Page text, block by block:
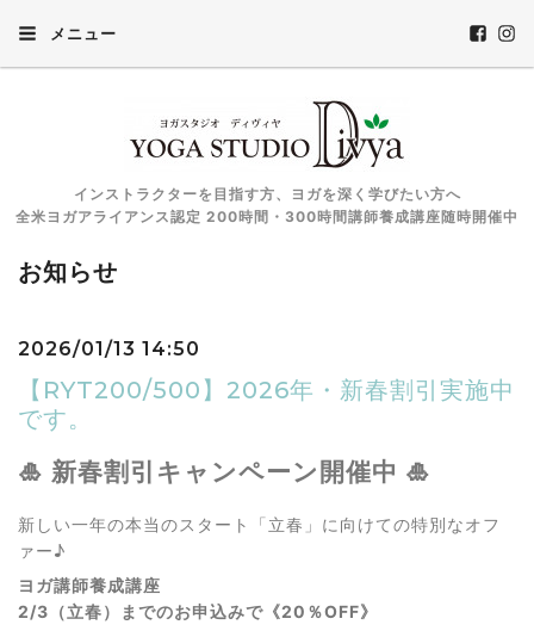
メニュー
インストラクターを目指す方、ヨガを深く学びたい方へ
全米ヨガアライアンス認定 200時間・300時間講師養成講座随時開催中
お知らせ
2026/01/13 14:50
【RYT200/500】2026年・新春割引実施中
です。
🎍 新春割引キャンペーン開催中 🎍
新しい一年の本当のスタート「立春」に向けての特別なオフ
ァー♪
ヨガ講師養成講座
2/3（立春）までのお申込みで《20％OFF》